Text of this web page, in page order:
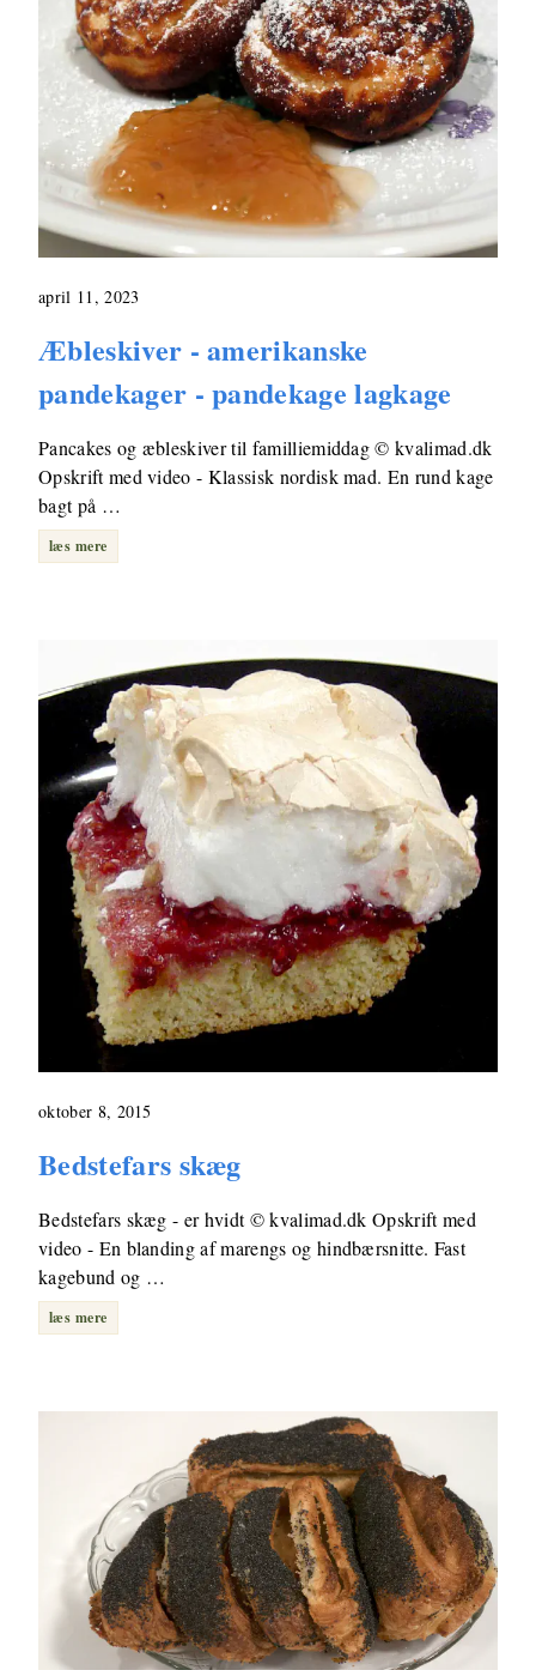
april 11, 2023
Æbleskiver - amerikanske
pandekager - pandekage lagkage
Pancakes og æbleskiver til familliemiddag © kvalimad.dk
Opskrift med video - Klassisk nordisk mad. En rund kage
bagt på …
læs mere
oktober 8, 2015
Bedstefars skæg
Bedstefars skæg - er hvidt © kvalimad.dk Opskrift med
video - En blanding af marengs og hindbærsnitte. Fast
kagebund og …
læs mere